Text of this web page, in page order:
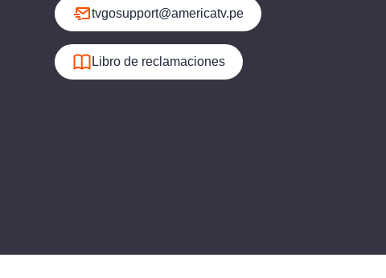
tvgosupport@americatv.pe
Libro de reclamaciones